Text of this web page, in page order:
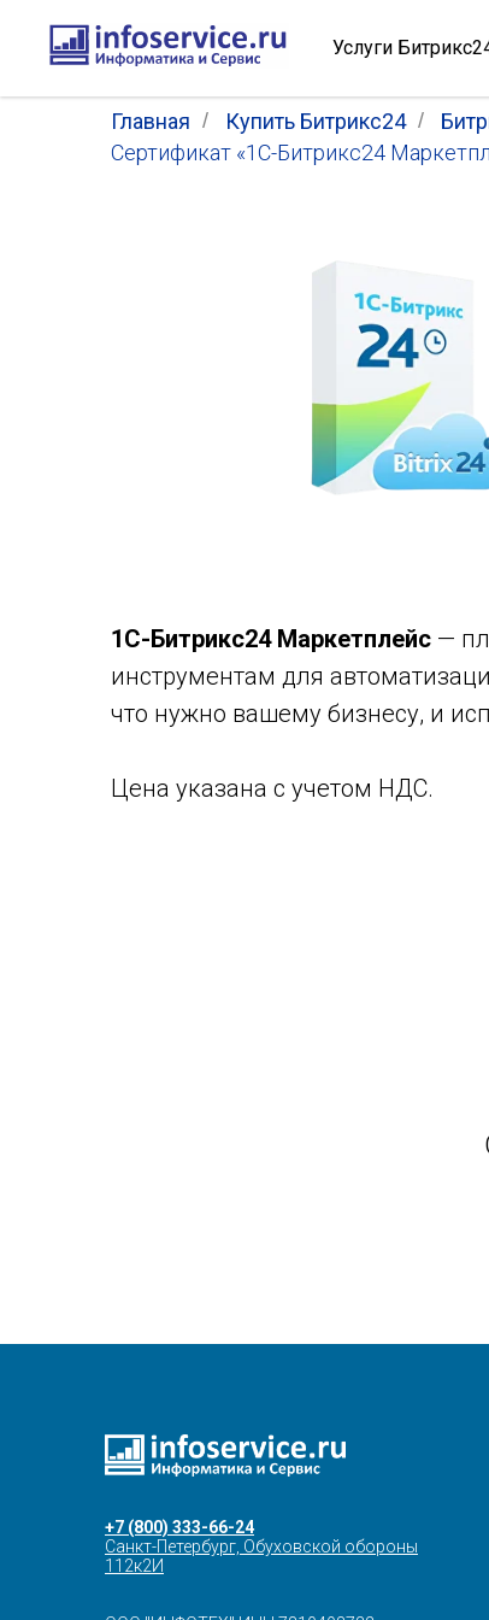
Услуги
Главная / Купить Битрикс24 /
Сертификат «1С-Битрикс24
1С-Битрикс24 Маркетплейс —
инструментам для
что нужно вашему бизнесу, и
Цена указана с учетом НДС.
+7 (800) 333-66-24
Санкт-Петербург, Обуховской обороны
112к2И